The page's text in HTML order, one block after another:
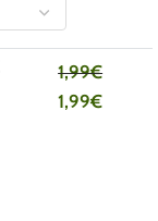
1,99€
1,99€